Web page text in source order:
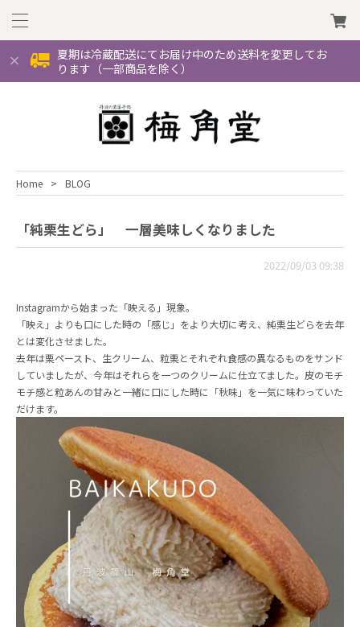
夏期は冷蔵配送にてお届け中のため送料を変更してお
ります（一部商品を除く）
Home BLOG
「純栗生どら」 一層美味しくなりました
2022/09/03 09:38
Instagramから始まった「映える」現象。
「映え」よりも口にした時の「感じ」をより大切に考え、純栗生どらを去年
とは変化させました。
去年は栗ペースト、生クリーム、粒栗とそれぞれ食感の異なるものをサンド
していましたが、今年はそれらを一つのクリームに仕立てました。皮のモチ
モチ感と粒あんの甘みと一緒に口にした時に「秋味」を一気に味わっていた
だけます。